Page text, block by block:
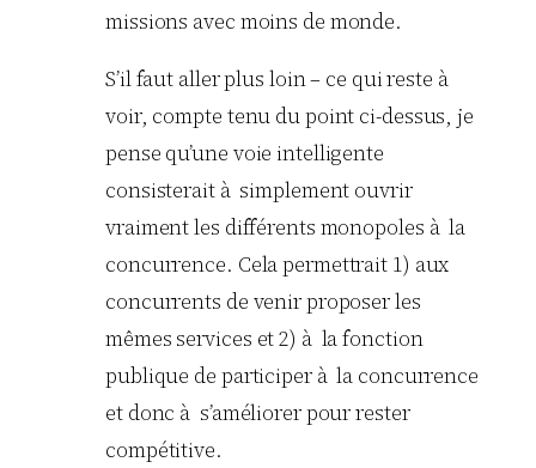
missions avec moins de monde.
S’il faut aller plus loin – ce qui reste à
voir, compte tenu du point ci-dessus, je
pense qu’une voie intelligente
consisterait à simplement ouvrir
vraiment les différents monopoles à la
concurrence. Cela permettrait 1) aux
concurrents de venir proposer les
mêmes services et 2) à la fonction
publique de participer à la concurrence
et donc à s’améliorer pour rester
compétitive.